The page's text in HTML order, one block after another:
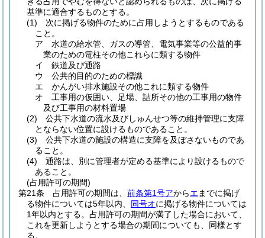
基準に適合するものとする。
(1)
次に掲げる物件のために占用しようとするものである
こと。
ア
水道の給水管、ガスの導管、電気事業等の公益的事
業のための電柱その他これらに類する物件
イ
鉄道及び通路
ウ
公共的目的のための標識
エ
かんがい排水施設その他これに類する物件
オ
工事用の仮囲い、足場、詰所その他の工事用の物件
及び工事用の材料置場
(2)
公共下水道の流水及びしゅんせつ等の維持管理に支障
とならない位置に設けるものであること。
(3)
公共下水道の施設の構造に支障を及ぼさないものであ
ること。
(4)
通路は、別に管理者が定める基準により設けるもので
あること。
(占用許可の期間)
第21条
占用許可の期間は、 前条第1号アからエ までに掲げ
る物件については5年以内、 同号オに掲げる物件については
1年以内とする。 占用許可の期間が満了した場合において、
これを更新しようとする場合の期間についても、同様とす
る。